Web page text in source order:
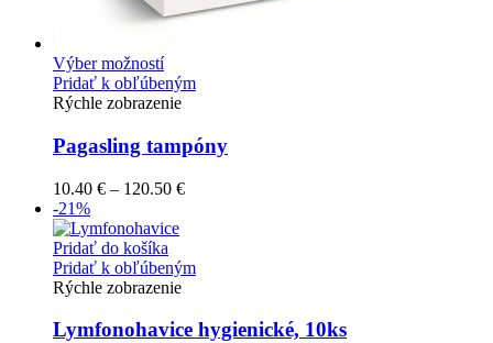
Výber možností
Pridať k obľúbeným
Rýchle zobrazenie
Pagasling tampóny
10.40 € – 120.50 €
-21%
Pridať do košíka
Pridať k obľúbeným
Rýchle zobrazenie
Lymfonohavice hygienické, 10ks